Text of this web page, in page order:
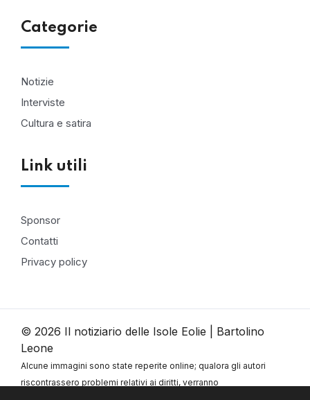
Categorie
Notizie
Interviste
Cultura e satira
Link utili
Sponsor
Contatti
Privacy policy
© 2026 Il notiziario delle Isole Eolie | Bartolino
Leone
Alcune immagini sono state reperite online; qualora gli autori
riscontrassero problemi relativi ai diritti, verranno